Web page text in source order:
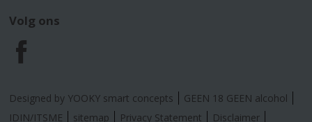
Volg ons
F
a
Designed by YOOKY smart concepts
GEEN 18 GEEN alcohol
IDIN/ITSME
sitemap Privacy Statement Disclaimer